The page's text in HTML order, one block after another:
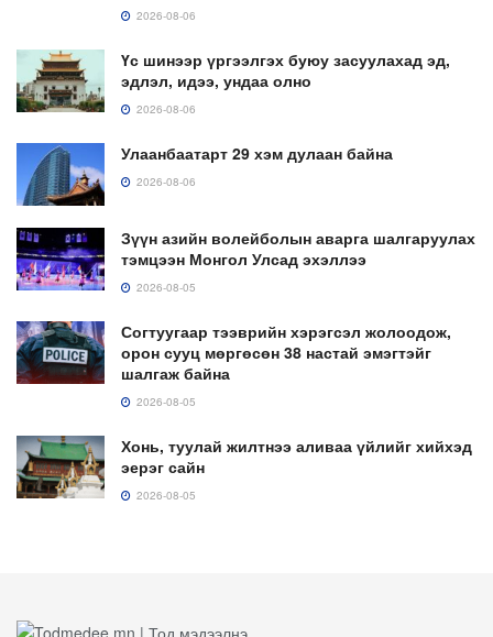
2026-08-06
Үс шинээр үргээлгэх буюу засуулахад эд,
эдлэл, идээ, ундаа олно
2026-08-06
Улаанбаатарт 29 хэм дулаан байна
2026-08-06
Зүүн азийн волейболын аварга шалгаруулах
тэмцээн Монгол Улсад эхэллээ
2026-08-05
Согтуугаар тээврийн хэрэгсэл жолоодож,
орон сууц мөргөсөн 38 настай эмэгтэйг
шалгаж байна
2026-08-05
Хонь, туулай жилтнээ аливаа үйлийг хийхэд
эерэг сайн
2026-08-05